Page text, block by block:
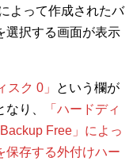
よって作成されたバ
選択する画面が表示
スク 0」
という欄が
なり、
「ハードディ
Free」によっ
保存する外付けハー